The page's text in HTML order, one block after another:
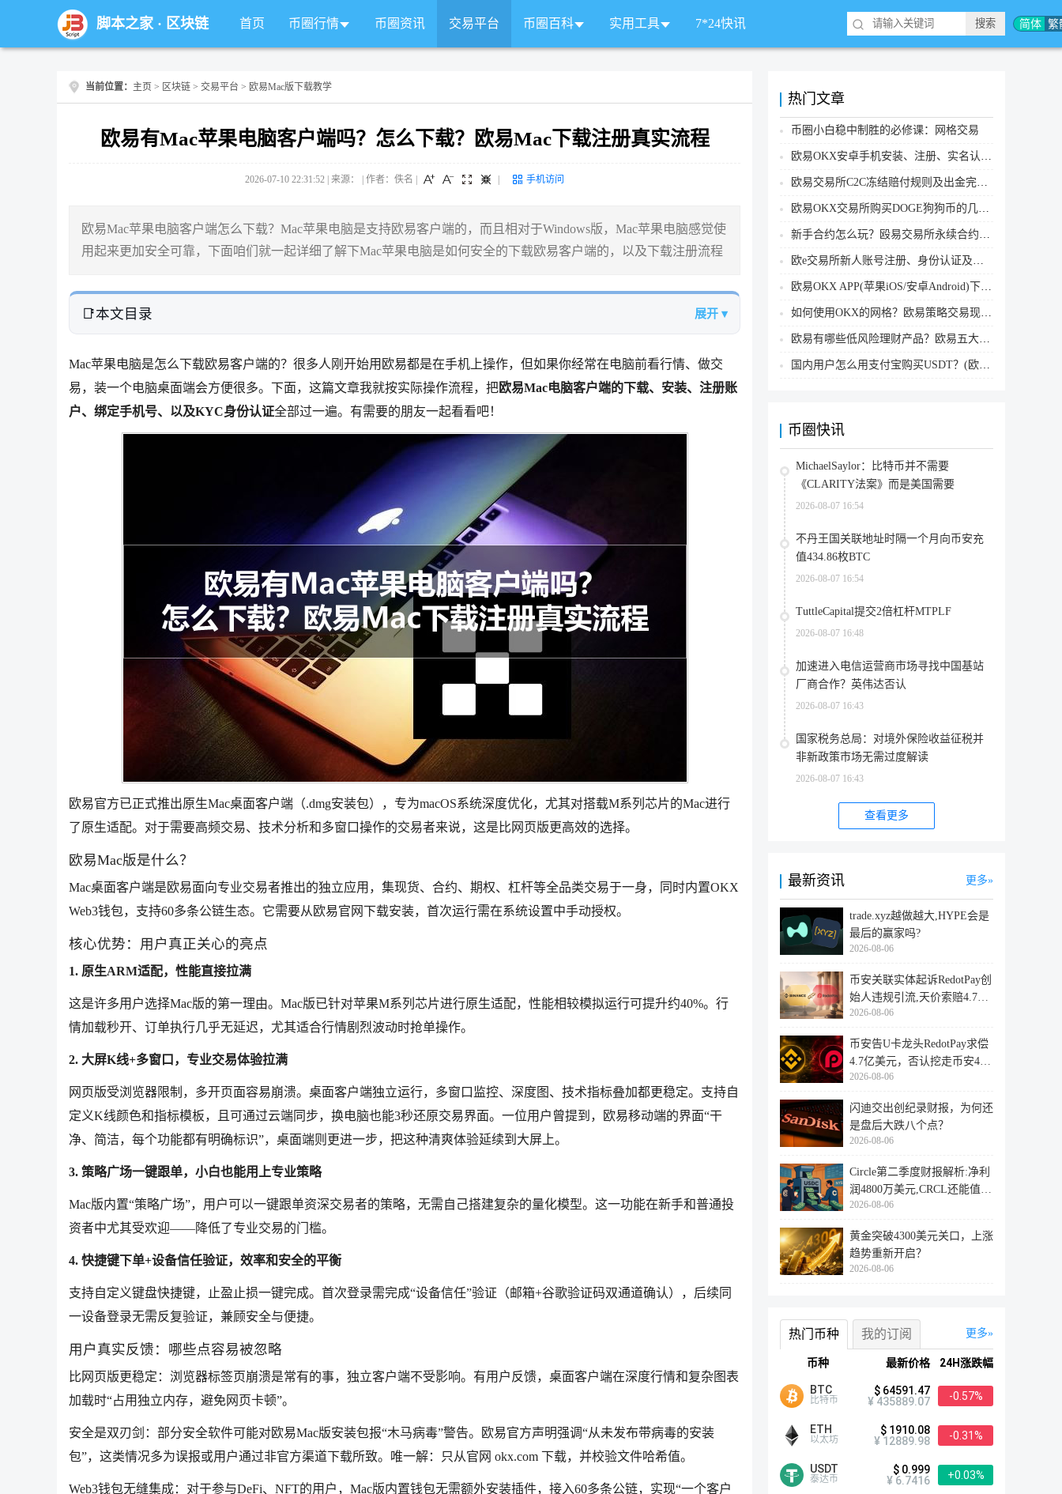
简体 繁
脚本之家· 区块链 首页 币圈行情 币圈资讯 交易平台 币圈百科 实用工具 7*24快讯
当前位置： 主页 > 区块链 > 交易平台 > 欧易Mac版下载教学
欧易有Mac苹果电脑客户端吗？怎么下载？欧易Mac下载注册真实流程
2026-07-10 22:31:52 | 来源： | 作者：佚名 手机访问
欧易Mac苹果电脑客户端怎么下载？Mac苹果电脑是支持欧易客户端的，而且相对于Windows版，Mac苹果电脑感觉使
用起来更加安全可靠，下面咱们就一起详细了解下Mac苹果电脑是如何安全的下载欧易客户端的，以及下载注册流程
本文目录 展开 ▾
Mac苹果电脑是怎么下载欧易客户端的？很多人刚开始用欧易都是在手机上操作，但如果你经常在电脑前看行情、做交
易，装一个电脑桌面端会方便很多。下面，这篇文章我就按实际操作流程，把欧易Mac电脑客户端的下载、安装、注册账
户、绑定手机号、以及KYC身份认证全部过一遍。有需要的朋友一起看看吧！
欧易官方已正式推出原生Mac桌面客户端（.dmg安装包），专为macOS系统深度优化，尤其对搭载M系列芯片的Mac进行
了原生适配。对于需要高频交易、技术分析和多窗口操作的交易者来说，这是比网页版更高效的选择。
欧易Mac版是什么？
Mac桌面客户端是欧易面向专业交易者推出的独立应用，集现货、合约、期权、杠杆等全品类交易于一身，同时内置OKX
Web3钱包，支持60多条公链生态。它需要从欧易官网下载安装，首次运行需在系统设置中手动授权。
核心优势：用户真正关心的亮点
1. 原生ARM适配，性能直接拉满
这是许多用户选择Mac版的第一理由。Mac版已针对苹果M系列芯片进行原生适配，性能相较模拟运行可提升约40%。行
情加载秒开、订单执行几乎无延迟，尤其适合行情剧烈波动时抢单操作。
2. 大屏K线+多窗口，专业交易体验拉满
网页版受浏览器限制，多开页面容易崩溃。桌面客户端独立运行，多窗口监控、深度图、技术指标叠加都更稳定。支持自
定义K线颜色和指标模板，且可通过云端同步，换电脑也能3秒还原交易界面。一位用户曾提到，欧易移动端的界面“干
净、简洁，每个功能都有明确标识”，桌面端则更进一步，把这种清爽体验延续到大屏上。
3. 策略广场一键跟单，小白也能用上专业策略
Mac版内置“策略广场”，用户可以一键跟单资深交易者的策略，无需自己搭建复杂的量化模型。这一功能在新手和普通投
资者中尤其受欢迎——降低了专业交易的门槛。
4. 快捷键下单+设备信任验证，效率和安全的平衡
支持自定义键盘快捷键，止盈止损一键完成。首次登录需完成“设备信任”验证（邮箱+谷歌验证码双通道确认），后续同
一设备登录无需反复验证，兼顾安全与便捷。
用户真实反馈：哪些点容易被忽略
比网页版更稳定：浏览器标签页崩溃是常有的事，独立客户端不受影响。有用户反馈，桌面客户端在深度行情和复杂图表
加载时“占用独立内存，避免网页卡顿”。
安全是双刃剑：部分安全软件可能对欧易Mac版安装包报“木马病毒”警告。欧易官方声明强调“从未发布带病毒的安装
包”，这类情况多为误报或用户通过非官方渠道下载所致。唯一解：只从官网 okx.com 下载，并校验文件哈希值。
Web3钱包无缝集成：对于参与DeFi、NFT的用户，Mac版内置钱包无需额外安装插件，接入60多条公链，实现“一个客户
热门文章
币圈小白稳中制胜的必修课：网格交易
欧易OKX安卓手机安装、注册、实名认证、买币转账新手实操教程
欧易交易所C2C冻结赔付规则及出金完整流程
欧易OKX交易所购买DOGE狗狗币的几个方式汇总
新手合约怎么玩？殴易交易所永续合约操作步骤教程(APP/Web端)
欧e交易所新人账号注册、身份认证及安全设置教程
欧易OKX APP(苹果iOS/安卓Android)下载图文教程
如何使用OKX的网格？欧易策略交易现货网格新手操作流程
欧易有哪些低风险理财产品？欧易五大低风险理财产品详细介绍
国内用户怎么用支付宝购买USDT？(欧易交易所为例)
币圈快讯
MichaelSaylor：比特币并不需要
《CLARITY法案》而是美国需要
2026-08-07 16:54
不丹王国关联地址时隔一个月向币安充
值434.86枚BTC
2026-08-07 16:54
TuttleCapital提交2倍杠杆MTPLF
2026-08-07 16:48
加速进入电信运营商市场寻找中国基站
厂商合作？英伟达否认
2026-08-07 16:43
国家税务总局：对境外保险收益征税并
非新政策市场无需过度解读
2026-08-07 16:43
查看更多
最新资讯 更多
trade.xyz越做越大,HYPE会是
最后的赢家吗?
2026-08-06
币安关联实体起诉RedotPay创
始人违规引流,天价索赔4.728
亿美
2026-08-06
币安告U卡龙头RedotPay求偿
4.7亿美元，否认挖走币安47
万用户
2026-08-06
闪迪交出创纪录财报，为何还
是盘后大跌八个点？
2026-08-06
Circle第二季度财报解析:净利
润4800万美元,CRCL还能值得
投资
2026-08-06
黄金突破4300美元关口，上涨
趋势重新开启？
2026-08-06
更多
热门币种 我的订阅
币种 最新价格 24H涨跌幅
BTC
比特币
$ 64591.47
¥ 435889.07
-0.57%
ETH
以太坊
$ 1910.08
¥ 12889.98
-0.31%
USDT
泰达币
$ 0.999
¥ 6.7416
+0.03%